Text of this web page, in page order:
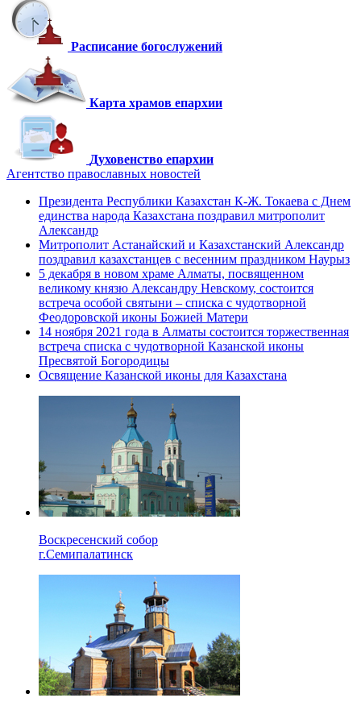
Расписание богослужений
Карта храмов епархии
Духовенство епархии
Агентство православных новостей
Президента Республики Казахстан К-Ж. Токаева с Днем
единства народа Казахстана поздравил митрополит
Александр
Митрополит Астанайский и Казахстанский Александр
поздравил казахстанцев с весенним праздником Наурыз
5 декабря в новом храме Алматы, посвященном
великому князю Александру Невскому, состоится
встреча особой святыни – списка с чудотворной
Феодоровской иконы Божией Матери
14 ноября 2021 года в Алматы состоится торжественная
встреча списка с чудотворной Казанской иконы
Пресвятой Богородицы
Освящение Казанской иконы для Казахстана
Воскресенский собор
г.Семипалатинск